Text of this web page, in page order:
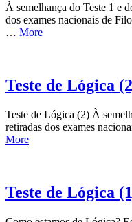
À semelhança do Teste 1 e
dos exames nacionais de
… More
Teste de Lógica
Teste de Lógica (2) À
retiradas dos exames
More
Teste de Lógica